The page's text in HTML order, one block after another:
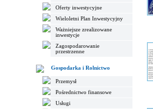
Oferty inwestycyjne
Wieloletni Plan Inwestycyjny
Ważniejsze zrealizowane
inwestycje
Zagospodarowanie
przestrzenne
Gospodarka i Rolnictwo
Przemysł
Pośrednictwo finansowe
Usługi